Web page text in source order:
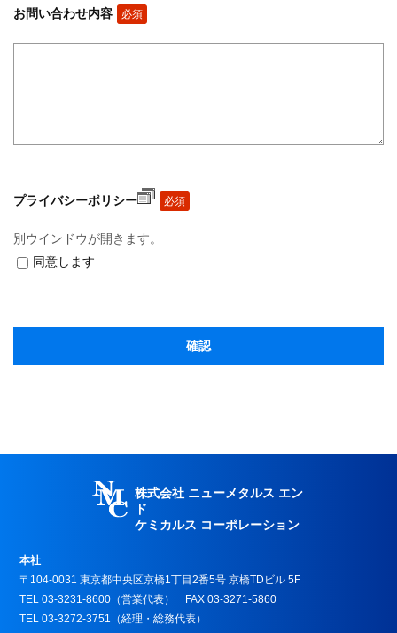
お問い合わせ内容 必須
プライバシーポリシー 必須
別ウインドウが開きます。
同意します
株式会社 ニューメタルス エン
ド
ケミカルス コーポレーション
本社
〒104-0031 東京都中央区京橋1丁目2番5号 京橋TDビル 5F
TEL 03-3231-8600（営業代表） FAX 03-3271-5860
TEL 03-3272-3751（経理・総務代表）